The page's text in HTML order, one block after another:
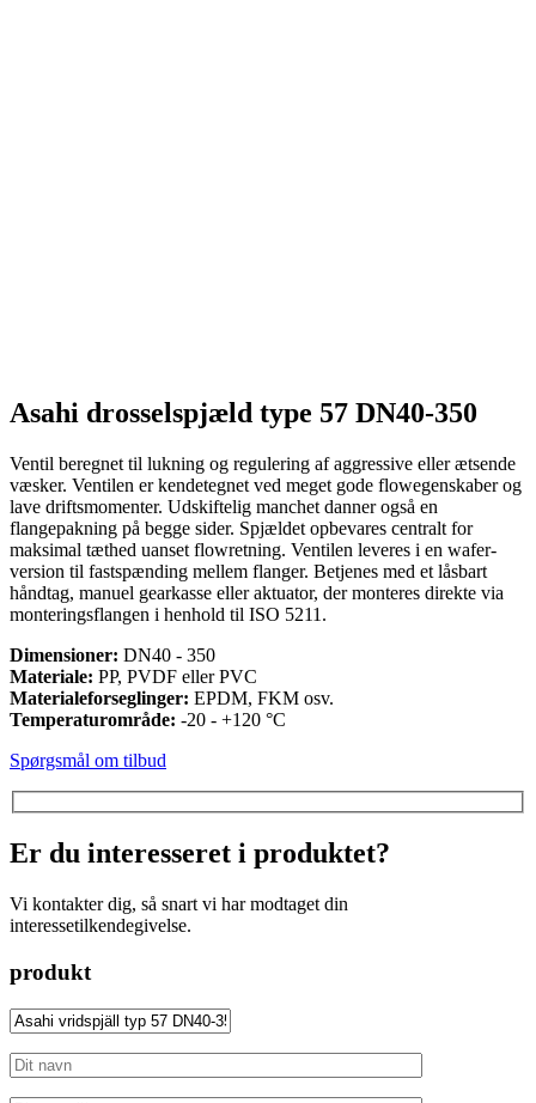
Asahi drosselspjæld type 57 DN40-350
Ventil beregnet til lukning og regulering af aggressive eller ætsende
væsker. Ventilen er kendetegnet ved meget gode flowegenskaber og
lave driftsmomenter. Udskiftelig manchet danner også en
flangepakning på begge sider. Spjældet opbevares centralt for
maksimal tæthed uanset flowretning. Ventilen leveres i en wafer-
version til fastspænding mellem flanger. Betjenes med et låsbart
håndtag, manuel gearkasse eller aktuator, der monteres direkte via
monteringsflangen i henhold til ISO 5211.
Dimensioner: DN40 - 350
Materiale: PP, PVDF eller PVC
Materialeforseglinger: EPDM, FKM osv.
Temperaturområde: -20 - +120 °C
Spørgsmål om tilbud
Er du interesseret i produktet?
Vi kontakter dig, så snart vi har modtaget din
interessetilkendegivelse.
produkt